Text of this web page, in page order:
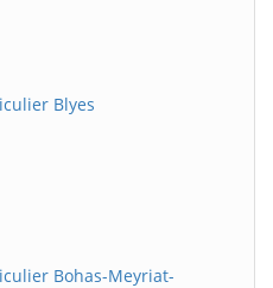
Blyes
Bohas-Meyriat-